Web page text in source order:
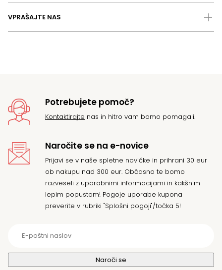
VPRAŠAJTE NAS
Potrebujete pomoč?
Kontaktirajte nas in hitro vam bomo pomagali.
Naročite se na e-novice
Prijavi se v naše spletne novičke in prihrani 30 eur
ob nakupu nad 300 eur. Občasno te bomo
razveseli z uporabnimi informacijami in kakšnim
lepim popustom! Pogoje uporabe kupona
preverite v rubriki "Splošni pogoji"/točka 5!